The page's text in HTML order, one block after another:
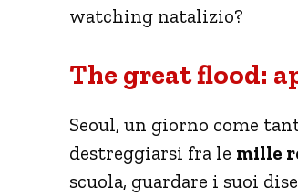
watching natalizio?
The great flood:
Seoul, un giorno come
destreggiarsi fra le mille
scuola, guardare i suoi